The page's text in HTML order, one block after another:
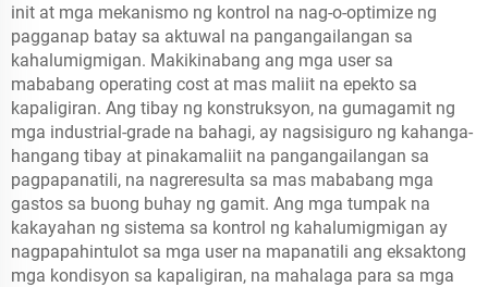
init at mga mekanismo ng kontrol na nag-o-optimize ng
pagganap batay sa aktuwal na pangangailangan sa
kahalumigmigan. Makikinabang ang mga user sa
mababang operating cost at mas maliit na epekto sa
kapaligiran. Ang tibay ng konstruksyon, na gumagamit ng
mga industrial-grade na bahagi, ay nagsisiguro ng kahanga-
hangang tibay at pinakamaliit na pangangailangan sa
pagpapanatili, na nagreresulta sa mas mababang mga
gastos sa buong buhay ng gamit. Ang mga tumpak na
kakayahan ng sistema sa kontrol ng kahalumigmigan ay
nagpapahintulot sa mga user na mapanatili ang eksaktong
mga kondisyon sa kapaligiran, na mahalaga para sa mga